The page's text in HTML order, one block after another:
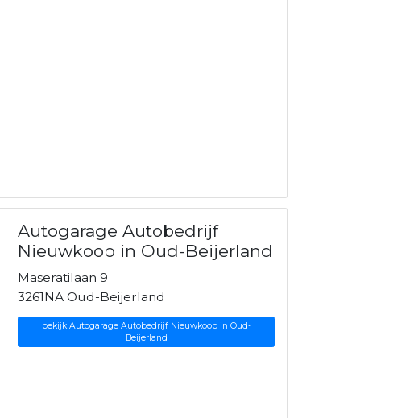
Autogarage Autobedrijf
Nieuwkoop in Oud-Beijerland
Maseratilaan 9
3261NA Oud-Beijerland
bekijk Autogarage Autobedrijf Nieuwkoop in Oud-
Beijerland